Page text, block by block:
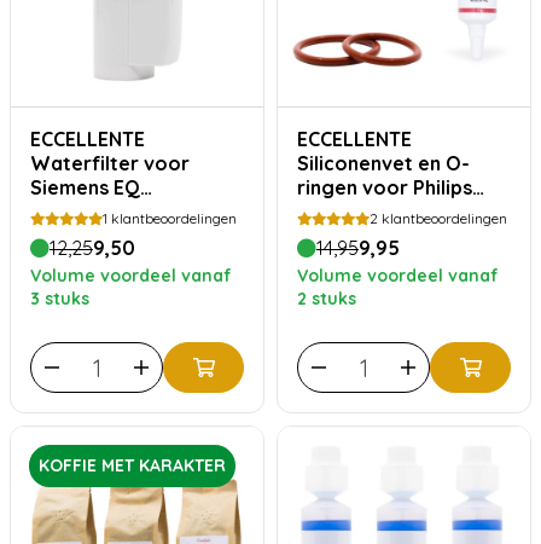
ECCELLENTE
Waterfilter voor
Siemens EQ
koffiemachines
1 klantbeoordelingen
12,259,50
Volume voordeel vanaf
3 stuks
ECCELLENTE
Siliconenvet en O-
ringen voor Philips
Saeco
2 klantbeoordelingen
14,959,95
Volume voordeel vanaf
2 stuks
KOFFIE MET KARAKTER